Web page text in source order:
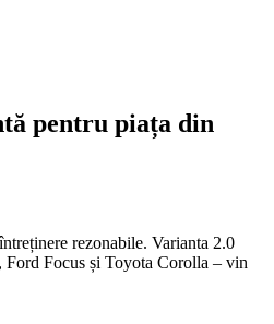
pentru piața din
rezonabile. Varianta 2.0
Focus și Toyota Corolla – vin